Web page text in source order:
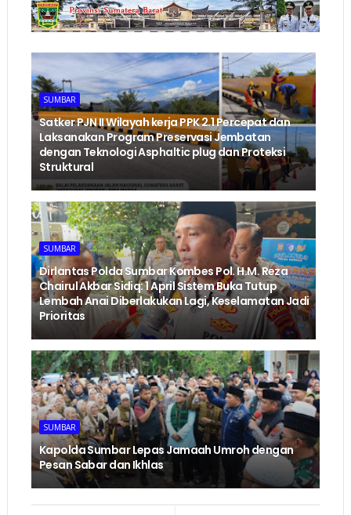
SUMBAR
‎Satker PJN II Wilayah kerja PPK 2.1 Percepat dan
Laksanakan Program Preservasi Jembatan
dengan Teknologi Asphaltic plug dan Proteksi
Struktural ‎
SUMBAR
Dirlantas Polda Sumbar Kombes Pol. H.M. Reza
Chairul Akbar Sidiq: 1 April Sistem Buka Tutup
Lembah Anai Diberlakukan Lagi, Keselamatan Jadi
Prioritas
SUMBAR
Kapolda Sumbar Lepas Jamaah Umroh dengan
Pesan Sabar dan Ikhlas